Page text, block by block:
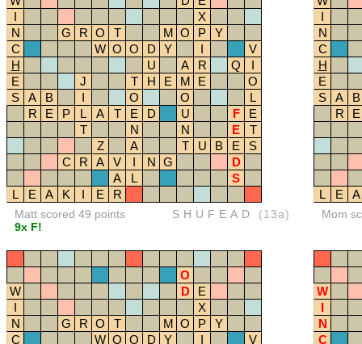
I
X
N
G R O T M O P
Y
C
W O O D Y I
V
H
U A R Q
I
E
J T H E M E
O
S
A B I O O
L
R
E P L A T E D U F
E
T
N N E
T
Z
A T U B E
S
C
R A V I N G
D
A
L
S
L
E A K I E R
Matt scored 49 points
9x F!
SHUFEAD (13a)
I
N
C
H
E
S
A
B
R
E
L E A
Mom
O
W
D
E
I
X
N
G R O T M O P
Y
C
W O O D Y I
V
W
I
N
C